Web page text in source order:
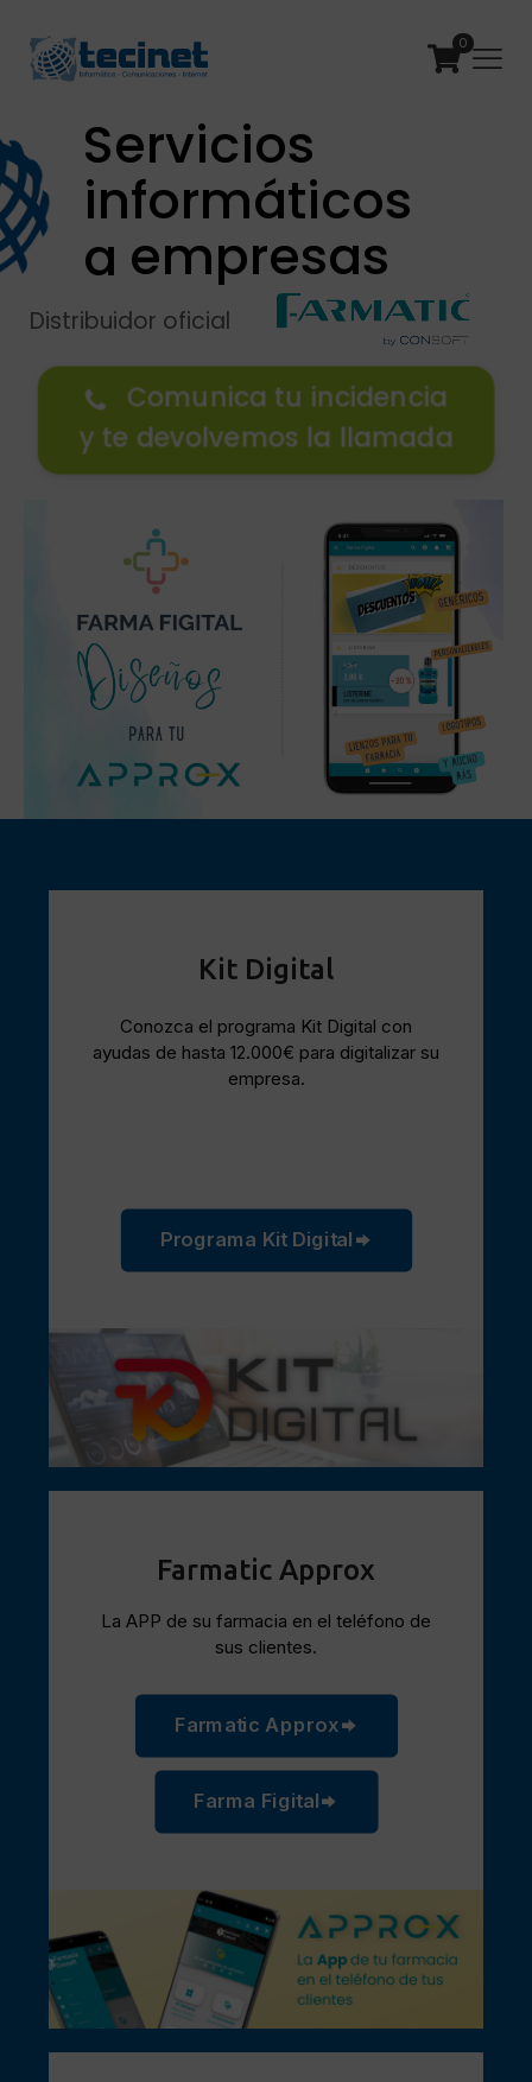
0
Servicios
informáticos
a empresas
Distribuidor oficial
Comunica tu incidencia
y te devolvemos la llamada
Kit Digital
Conozca el programa Kit Digital con
ayudas de hasta 12.000€ para digitalizar su
empresa.
Programa Kit Digital
Farmatic Approx
La APP de su farmacia en el teléfono de
sus clientes.
Farmatic Approx
Farma Figital